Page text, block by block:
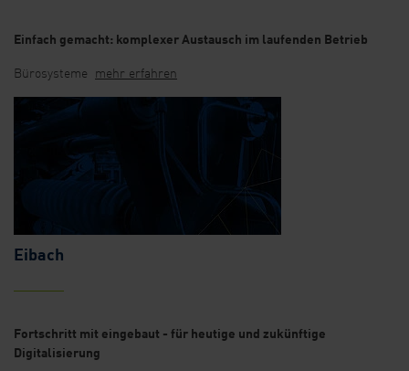
Einfach gemacht: komplexer Austausch im laufenden Betrieb
Bürosysteme mehr erfahren
Eibach
Fortschritt mit eingebaut - für heutige und zukünftige
Digitalisierung